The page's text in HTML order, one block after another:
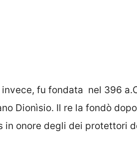
invece, fu fondata nel 396
Dionìsio. Il re la fondò
in onore degli dei protettori